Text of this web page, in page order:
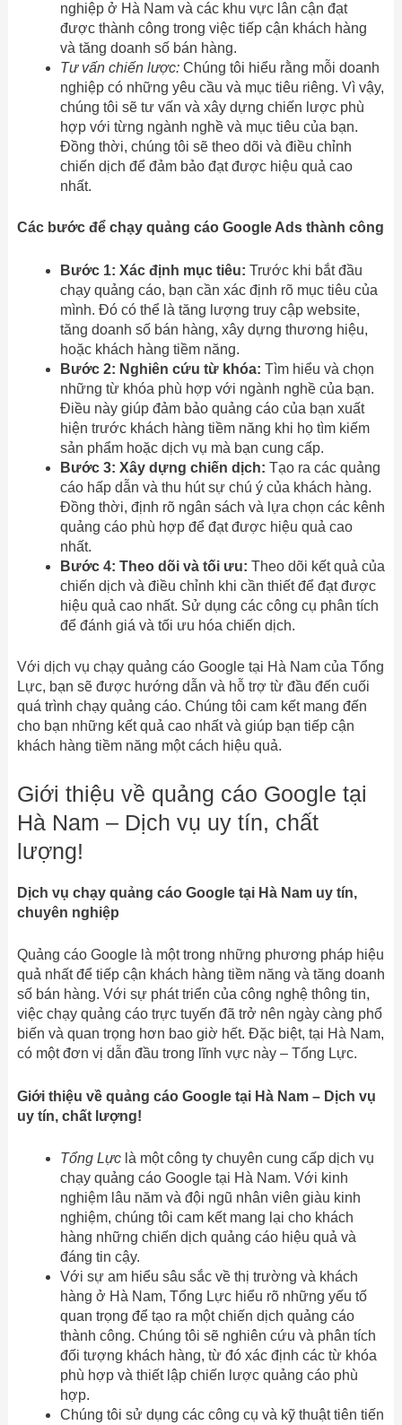
nghiệp ở Hà Nam và các khu vực lân cận đạt
được thành công trong việc tiếp cận khách hàng
và tăng doanh số bán hàng.
Tư vấn chiến lược:Chúng tôi hiểu rằng mỗi doanh
nghiệp có những yêu cầu và mục tiêu riêng. Vì vậy,
chúng tôi sẽ tư vấn và xây dựng chiến lược phù
hợp với từng ngành nghề và mục tiêu của bạn.
Đồng thời, chúng tôi sẽ theo dõi và điều chỉnh
chiến dịch để đảm bảo đạt được hiệu quả cao
nhất.
Các bước để chạy quảng cáo Google Ads thành công
Bước 1: Xác định mục tiêu: Trước khi bắt đầu
chạy quảng cáo, bạn cần xác định rõ mục tiêu của
mình. Đó có thể là tăng lượng truy cập website,
tăng doanh số bán hàng, xây dựng thương hiệu,
hoặc khách hàng tiềm năng.
Bước 2: Nghiên cứu từ khóa: Tìm hiểu và chọn
những từ khóa phù hợp với ngành nghề của bạn.
Điều này giúp đảm bảo quảng cáo của bạn xuất
hiện trước khách hàng tiềm năng khi họ tìm kiếm
sản phẩm hoặc dịch vụ mà bạn cung cấp.
Bước 3: Xây dựng chiến dịch: Tạo ra các quảng
cáo hấp dẫn và thu hút sự chú ý của khách hàng.
Đồng thời, định rõ ngân sách và lựa chọn các kênh
quảng cáo phù hợp để đạt được hiệu quả cao
nhất.
Bước 4: Theo dõi và tối ưu: Theo dõi kết quả của
chiến dịch và điều chỉnh khi cần thiết để đạt được
hiệu quả cao nhất. Sử dụng các công cụ phân tích
để đánh giá và tối ưu hóa chiến dịch.
Với dịch vụ chạy quảng cáo Google tại Hà Nam của Tổng
Lực, bạn sẽ được hướng dẫn và hỗ trợ từ đầu đến cuối
quá trình chạy quảng cáo. Chúng tôi cam kết mang đến
cho bạn những kết quả cao nhất và giúp bạn tiếp cận
khách hàng tiềm năng một cách hiệu quả.
Giới thiệu về quảng cáo Google tại
Hà Nam – Dịch vụ uy tín, chất
lượng!
Dịch vụ chạy quảng cáo Google tại Hà Nam uy tín,
chuyên nghiệp
Quảng cáo Google là một trong những phương pháp hiệu
quả nhất để tiếp cận khách hàng tiềm năng và tăng doanh
số bán hàng. Với sự phát triển của công nghệ thông tin,
việc chạy quảng cáo trực tuyến đã trở nên ngày càng phổ
biến và quan trọng hơn bao giờ hết. Đặc biệt, tại Hà Nam,
có một đơn vị dẫn đầu trong lĩnh vực này – Tổng Lực.
Giới thiệu về quảng cáo Google tại Hà Nam – Dịch vụ
uy tín, chất lượng!
Tổng Lựclà một công ty chuyên cung cấp dịch vụ
chạy quảng cáo Google tại Hà Nam. Với kinh
nghiệm lâu năm và đội ngũ nhân viên giàu kinh
nghiệm, chúng tôi cam kết mang lại cho khách
hàng những chiến dịch quảng cáo hiệu quả và
đáng tin cậy.
Với sự am hiểu sâu sắc về thị trường và khách
hàng ở Hà Nam, Tổng Lực hiểu rõ những yếu tố
quan trọng để tạo ra một chiến dịch quảng cáo
thành công. Chúng tôi sẽ nghiên cứu và phân tích
đối tượng khách hàng, từ đó xác định các từ khóa
phù hợp và thiết lập chiến lược quảng cáo phù
hợp.
Chúng tôi sử dụng các công cụ và kỹ thuật tiên tiến